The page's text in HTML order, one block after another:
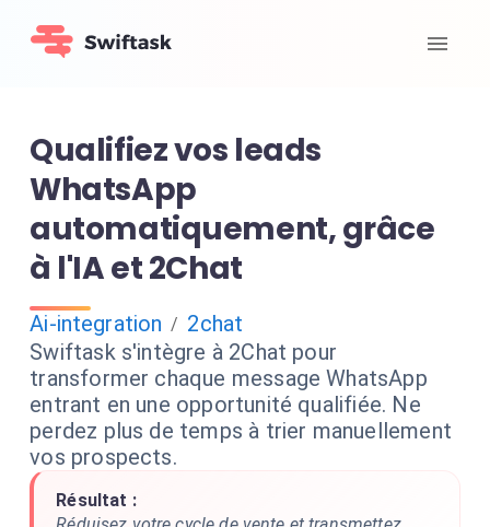
Qualifiez vos leads
WhatsApp
automatiquement, grâce
à l'IA et 2Chat
Ai-integration / 2chat
Swiftask s'intègre à 2Chat pour
transformer chaque message WhatsApp
entrant en une opportunité qualifiée. Ne
perdez plus de temps à trier manuellement
vos prospects.
Résultat :